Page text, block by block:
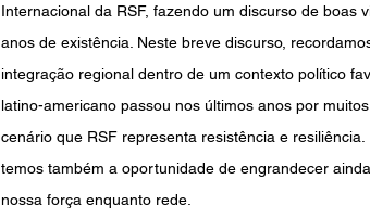
Internacional da RSF, fazendo um discurso de
anos de existência. Neste breve discurso,
integração regional dentro de um contexto político
latino-americano passou nos últimos anos por
cenário que RSF representa resistência e
temos também a oportunidade de engrandecer
nossa força enquanto rede.